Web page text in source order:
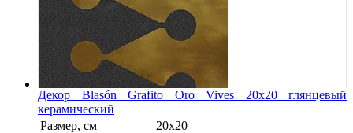
Декор Blasón Grafito Oro Vives 20x20 глянцевый
керамический
Размер, см
20x20